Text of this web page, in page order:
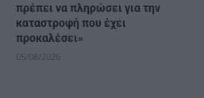
πρέπει να πληρώσει για την
καταστροφή που έχει
προκαλέσει»
05/08/2026